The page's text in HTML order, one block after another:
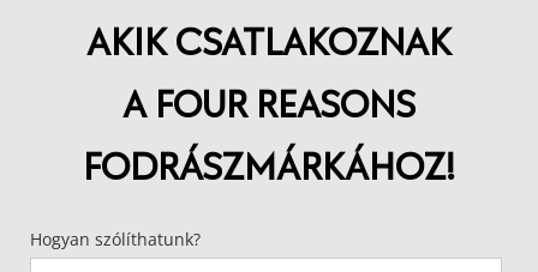
AKIK CSATLAKOZNAK
A FOUR REASONS
FODRÁSZMÁRKÁHOZ!
Hogyan szólíthatunk?